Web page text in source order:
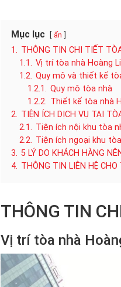
Mục lục ẩn
1. THÔNG TIN CHI TIẾT
1.1. Vị trí tòa nhà Hoàng
1.2. Quy mô và thiết kế
1.2.1. Quy mô tòa nhà
1.2.2. Thiết kế tòa nhà
2. TIỆN ÍCH DỊCH VỤ TẠI
2.1. Tiện ích nội khu tòa
2.2. Tiện ích ngoại khu
3. 5 LÝ DO KHÁCH HÀNG
4. THÔNG TIN LIÊN HỆ
THÔNG TIN
Vị trí tòa nhà